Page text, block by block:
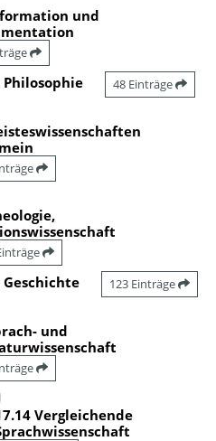
und
Philosophie 48 Einträge
Geschichte 123 Einträge
und
Vergleichende